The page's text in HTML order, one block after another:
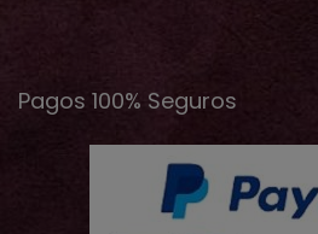
Pagos 100% Seguros